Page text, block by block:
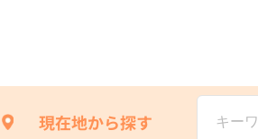
現在地から探す